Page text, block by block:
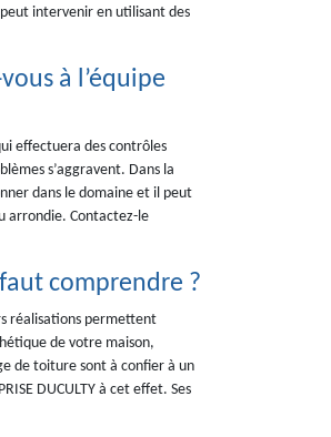
peut intervenir en utilisant des
à l’équipe
effectuera des contrôles
s’aggravent. Dans la
dans le domaine et il peut
arrondie. Contactez-le
comprendre ?
réalisations permettent
de votre maison,
de toiture sont à confier à un
DUCULTY à cet effet. Ses